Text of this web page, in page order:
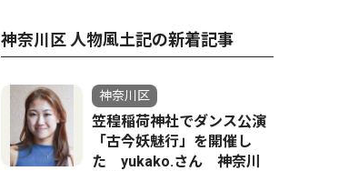
神奈川区 人物風土記の新着記事
神奈川区
笠䅣稲荷神社でダンス公演
「古今妖魅行」を開催し
た yukako.さん 神奈川